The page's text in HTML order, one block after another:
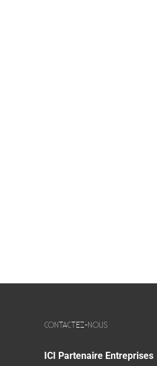
CONTACTEZ-NOUS
ICI Partenaire Entreprises